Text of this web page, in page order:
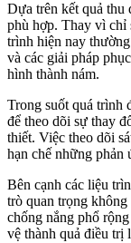
Dựa trên kết quả thu
phù hợp. Thay vì chỉ
trình hiện nay
và các giải pháp
hình thành nám.
Trong suốt quá trình
để theo dõi sự thay
thiết. Việc theo dõi
hạn chế những phản
Bên cạnh các liệu
trò quan trọng
chống nắng phổ
vệ thành quả điều trị